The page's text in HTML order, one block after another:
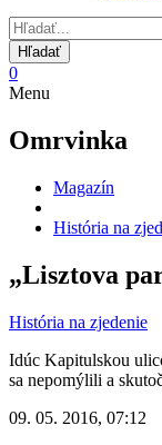
0
Menu
Omrvinka
Magazín
História na
„Lisztova
História na zjedenie
Idúc Kapitulskou
sa nepomýlili a
09. 05. 2016, 07:12